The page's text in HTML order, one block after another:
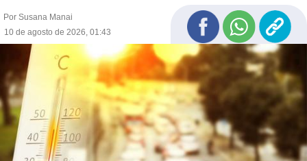
Por Susana Manai
10 de agosto de 2026, 01:43